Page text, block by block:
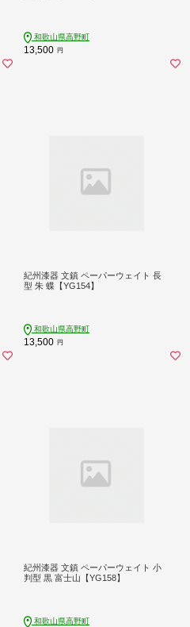
和歌山県高野町
13,500 円
紀州漆器 文鎮 ペーパーウェイト 長
型 朱 蝶【YG154】
和歌山県高野町
13,500 円
紀州漆器 文鎮 ペーパーウェイト 小
判型 黒 富士山【YG158】
和歌山県高野町